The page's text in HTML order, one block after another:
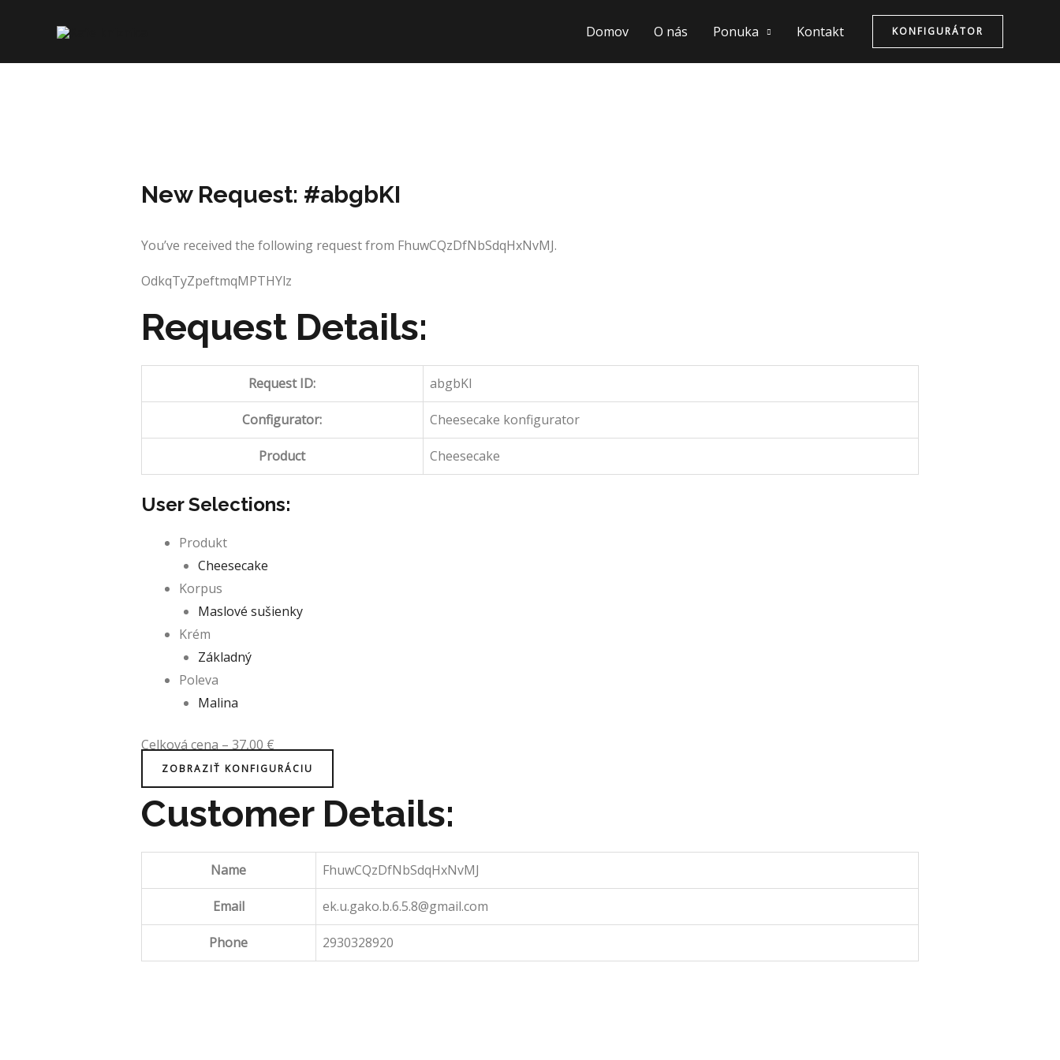
Domov O nás Ponuka Kontakt KONFIGURÁTOR
New Request: #abgbKI
You’ve received the following request from FhuwCQzDfNbSdqHxNvMJ.
OdkqTyZpeftmqMPTHYlz
Request Details:
Request ID: abgbKI
Configurator: Cheesecake konfigurator
Product Cheesecake
User Selections:
Produkt
Cheesecake
Korpus
Maslové sušienky
Krém
Základný
Poleva
Malina
Celková cena–37,00€
ZOBRAZIŤ KONFIGURÁCIU
Customer Details:
Name FhuwCQzDfNbSdqHxNvMJ
Email ek.u.gako.b.6.5.8@gmail.com
Phone 2930328920